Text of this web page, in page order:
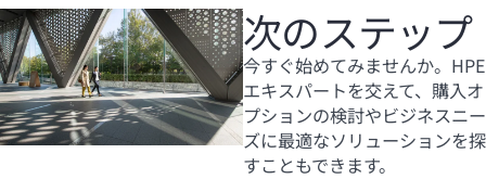
次のステップ
今すぐ始めてみませんか。HPE
エキスパートを交えて、購入オ
プションの検討やビジネスニー
ズに最適なソリューションを探
すこともできます。